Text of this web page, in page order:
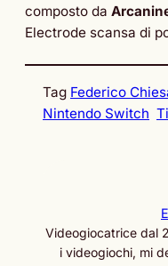
composto da
Electrode scansa di
Tag Federico
Nintendo Switch
Videogiocatrice dal
i videogiochi, mi